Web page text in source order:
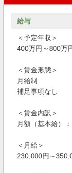
給与
＜予定年収＞
400万円～800万
＜賃金形態＞
月給制
補足事項なし
＜賃金内訳＞
月額（基本給）
＜月給＞
230,000円～